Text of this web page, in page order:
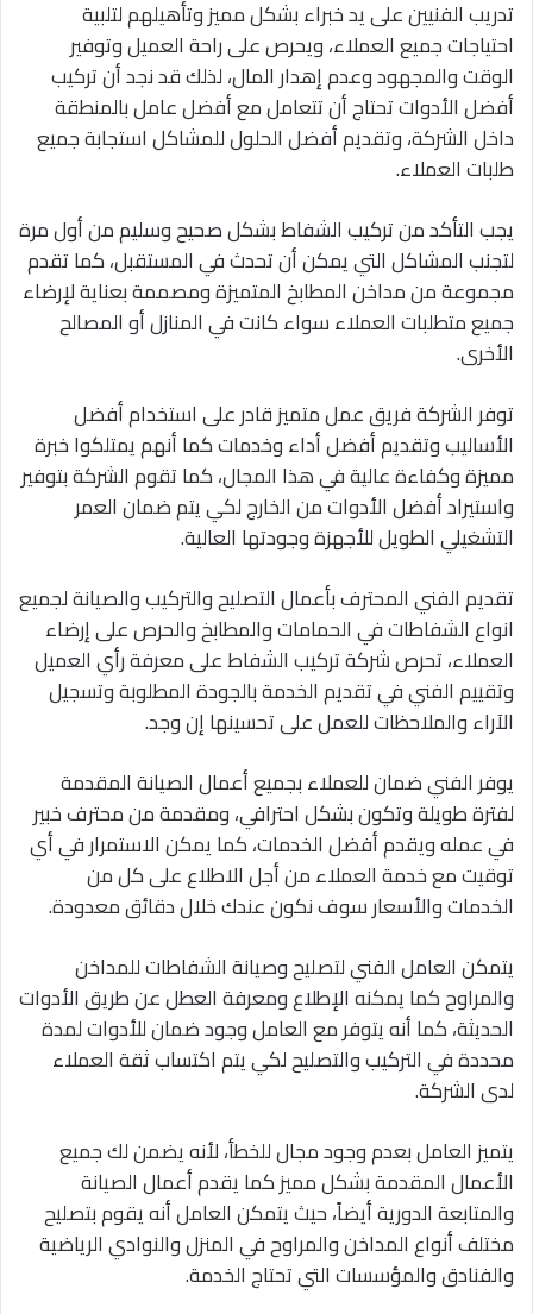
تدريب الفنيين على يد خبراء بشكل مميز وتأهيلهم لتلبية
احتياجات جميع العملاء، ويحرص على راحة العميل وتوفير
الوقت والمجهود وعدم إهدار المال، لذلك قد نجد أن تركيب
أفضل الأدوات تحتاج أن تتعامل مع أفضل عامل بالمنطقة
داخل الشركة، وتقديم أفضل الحلول للمشاكل استجابة جميع
طلبات العملاء.
يجب التأكد من تركيب الشفاط بشكل صحيح وسليم من أول مرة
لتجنب المشاكل التي يمكن أن تحدث في المستقبل، كما تقدم
مجموعة من مداخن المطابخ المتميزة ومصممة بعناية لإرضاء
جميع متطلبات العملاء سواء كانت في المنازل أو المصالح
الأخرى.
توفر الشركة فريق عمل متميز قادر على استخدام أفضل
الأساليب وتقديم أفضل أداء وخدمات كما أنهم يمتلكوا خبرة
مميزة وكفاءة عالية في هذا المجال، كما تقوم الشركة بتوفير
واستيراد أفضل الأدوات من الخارج لكي يتم ضمان العمر
التشغيلي الطويل للأجهزة وجودتها العالية.
تقديم الفني المحترف بأعمال التصليح والتركيب والصيانة لجميع
انواع الشفاطات في الحمامات والمطابخ والحرص على إرضاء
العملاء، تحرص شركة تركيب الشفاط على معرفة رأي العميل
وتقييم الفني في تقديم الخدمة بالجودة المطلوبة وتسجيل
الآراء والملاحظات للعمل على تحسينها إن وجد.
يوفر الفني ضمان للعملاء بجميع أعمال الصيانة المقدمة
لفترة طويلة وتكون بشكل احترافي، ومقدمة من محترف خبير
في عمله ويقدم أفضل الخدمات، كما يمكن الاستمرار في أي
توقيت مع خدمة العملاء من أجل الاطلاع على كل من
الخدمات والأسعار سوف نكون عندك خلال دقائق معدودة.
يتمكن العامل الفني لتصليح وصيانة الشفاطات للمداخن
والمراوح كما يمكنه الإطلاع ومعرفة العطل عن طريق الأدوات
الحديثة، كما أنه يتوفر مع العامل وجود ضمان للأدوات لمدة
محددة في التركيب والتصليح لكي يتم اكتساب ثقة العملاء
لدى الشركة.
يتميز العامل بعدم وجود مجال للخطأ، لأنه يضمن لك جميع
الأعمال المقدمة بشكل مميز كما يقدم أعمال الصيانة
والمتابعة الدورية أيضاً، حيث يتمكن العامل أنه يقوم بتصليح
مختلف أنواع المداخن والمراوح في المنزل والنوادي الرياضية
والفنادق والمؤسسات التي تحتاج الخدمة.